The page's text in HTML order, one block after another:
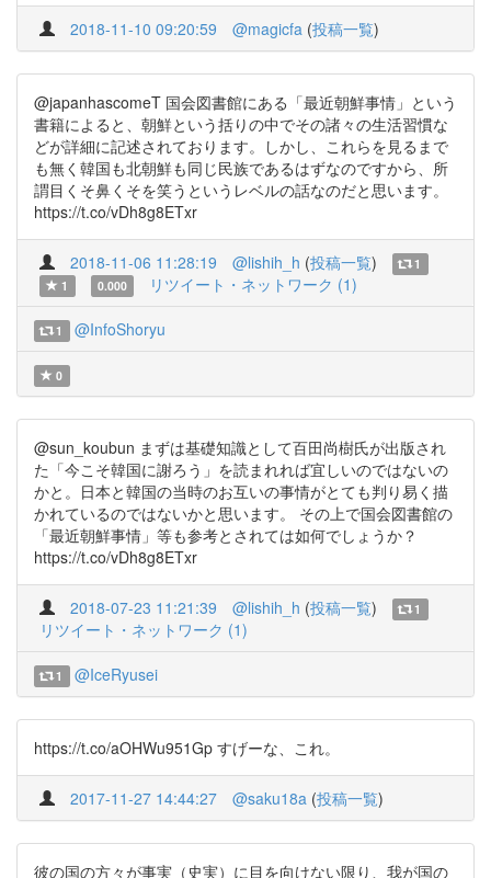
2018-11-10 09:20:59 @magicfa (投稿一覧)
@japanhascomeT 国会図書館にある「最近朝鮮事情」という
書籍によると、朝鮮という括りの中でその諸々の生活習慣な
どが詳細に記述されております。しかし、これらを見るまで
も無く韓国も北朝鮮も同じ民族であるはずなのですから、所
謂目くそ鼻くそを笑うというレベルの話なのだと思います。
https://t.co/vDh8g8ETxr
2018-11-06 11:28:19 @lishih_h (投稿一覧)
1
1
0.000 リツイート・ネットワーク (1)
1 @InfoShoryu
0
@sun_koubun まずは基礎知識として百田尚樹氏が出版され
た「今こそ韓国に謝ろう」を読まれれば宜しいのではないの
かと。日本と韓国の当時のお互いの事情がとても判り易く描
かれているのではないかと思います。 その上で国会図書館の
「最近朝鮮事情」等も参考とされては如何でしょうか？
https://t.co/vDh8g8ETxr
2018-07-23 11:21:39 @lishih_h (投稿一覧) 1
リツイート・ネットワーク (1)
1 @IceRyusei
https://t.co/aOHWu951Gp すげーな、これ。
2017-11-27 14:44:27 @saku18a (投稿一覧)
彼の国の方々が事実（史実）に目を向けない限り、我が国の